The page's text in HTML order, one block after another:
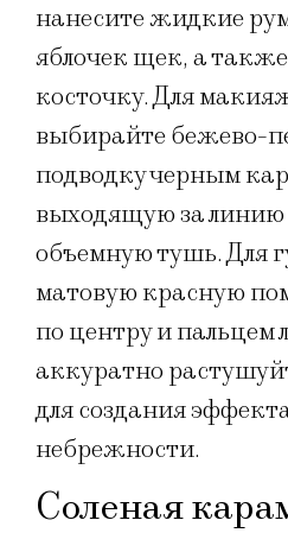
нанесите жидкие
яблочек щек, а
косточку. Для
выбирайте бежево-
подводку черным
выходящую за линию
объемную тушь. Для
матовую красную
по центру и пальцем
аккуратно
для создания
небрежности.
Соленая